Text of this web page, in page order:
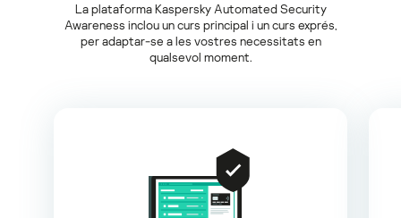
La plataforma Kaspersky Automated Security
Awareness inclou un curs principal i un curs exprés,
per adaptar-se a les vostres necessitats en
qualsevol moment.